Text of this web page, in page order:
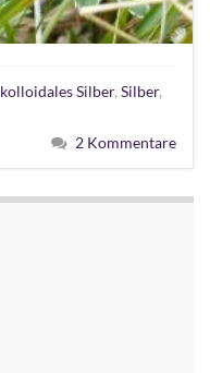
kolloidales Silber, Silber,
2 Kommentare